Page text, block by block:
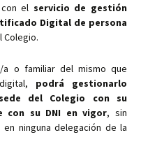
el servicio de gestión
Digital de persona
Colegio.
a o familiar del mismo que
podrá gestionarlo
del Colegio con su
con su DNI en vigor, sin
ninguna delegación de la